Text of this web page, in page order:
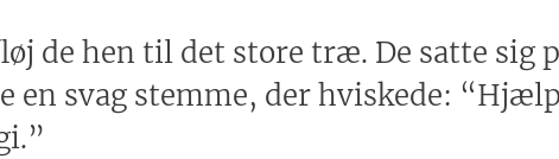
de hen til det store træ. De satte sig
en svag stemme, der hviskede: